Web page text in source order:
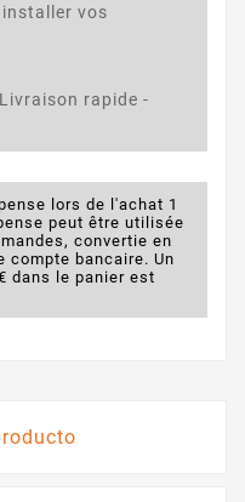
vos
rapide -
lors de l'achat 1
peut être utilisée
convertie en
compte bancaire. Un
dans le panier est